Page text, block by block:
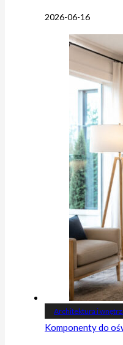
2026-06-16
Architektura i
Komponenty do